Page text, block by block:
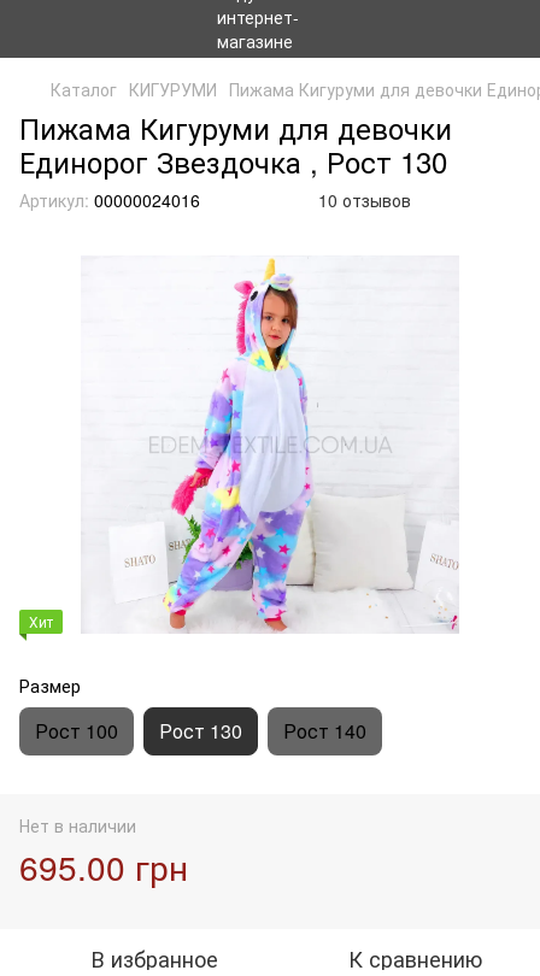
Каталог КИГУРУМИ Пижама Кигуруми для девочки
Пижама Кигуруми для девочки
Единорог Звездочка , Рост 130
Артикул: 00000024016 10 отзывов
Хит
Размер
Рост 100 Рост 130 Рост 140
Нет в наличии
695.00 грн
В избранное К сравнению